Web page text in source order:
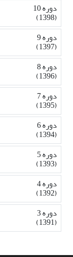
دوره 10
(1398)
دوره 9
(1397)
دوره 8
(1396)
دوره 7
(1395)
دوره 6
(1394)
دوره 5
(1393)
دوره 4
(1392)
دوره 3
(1391)